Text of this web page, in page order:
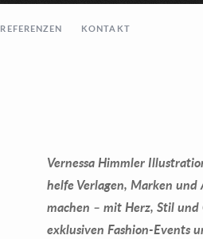
REFERENZEN KONTAKT
Vernessa Himmler
helfe Verlagen, Marken
machen – mit Herz, Stil
exklusiven Fashion-Events